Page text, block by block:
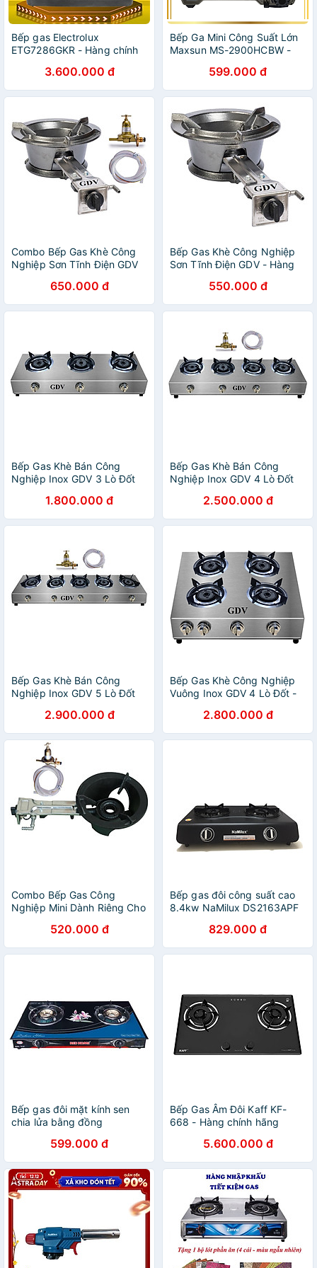
Bếp gas Electrolux
ETG7286GKR - Hàng chính
3.600.000 đ
Bếp Ga Mini Công Suất Lớn
Maxsun MS-2900HCBW -
Chắn Gió - Hàng chính hãng
- Bảo hành 12 tháng
599.000 đ
Combo Bếp Gas Khè Công
Nghiệp Sơn Tĩnh Điện GDV
650.000 đ
Bếp Gas Khè Công Nghiệp
Sơn Tĩnh Điện GDV - Hàng
550.000 đ
Bếp Gas Khè Bán Công
Nghiệp Inox GDV 3 Lò Đốt
Hàng Chính Hãng
1.800.000 đ
Bếp Gas Khè Bán Công
Nghiệp Inox GDV 4 Lò Đốt
Hàng Chính Hãng
2.500.000 đ
Bếp Gas Khè Bán Công
Nghiệp Inox GDV 5 Lò Đốt
Hàng Chính Hãng
2.900.000 đ
Bếp Gas Khè Công Nghiệp
Vuông Inox GDV 4 Lò Đốt -
2.800.000 đ
Combo Bếp Gas Công
Nghiệp Mini Dành Riêng Cho
Hàng Chính Hãng
520.000 đ
Bếp gas đôi công suất cao
8.4kw NaMilux DS2163APF
829.000 đ
Bếp gas đôi mặt kính sen
chia lửa bằng đồng
chính hãng599.000 đ
Bếp Gas Âm Đôi Kaff KF-
668 - Hàng chính hãng
5.600.000 đ